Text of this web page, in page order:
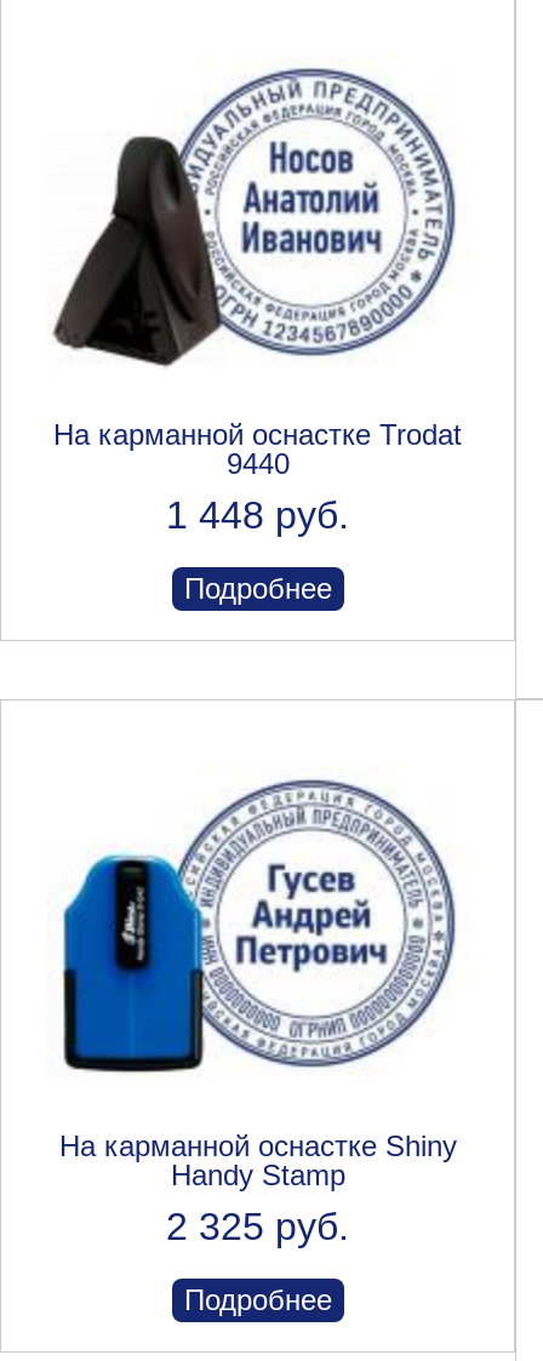
На карманной оснастке Trodat
9440
1 448 руб.
Подробнее
На карманной оснастке Shiny
Handy Stamp
2 325 руб.
Подробнее